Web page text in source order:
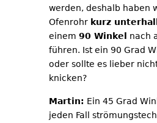
werden, deshalb haben
Ofenrohr kurz
einem 90 Winkel
nach
führen. Ist ein 90 Grad
oder sollte es lieber
knicken?
Martin: Ein 45 Grad
jeden Fall